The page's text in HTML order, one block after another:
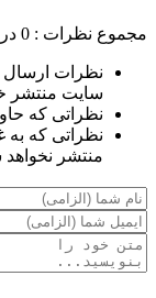
مجموع نظرات : 0
نظرات ارسال
سایت منتشر
نظراتی که
نظراتی که به
منتشر